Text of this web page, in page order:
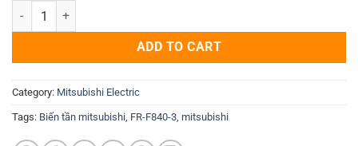
Biến tần Mitsubishi FR-F840-3.7K-1 3.7kW 3 Pha 380V quantity
ADD TO CART
Category: Mitsubishi Electric
Tags: Biến tần mitsubishi FR-F840-3 mitsubishi